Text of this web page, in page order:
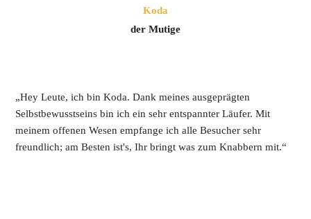
Koda
der Mutige
„Hey Leute, ich bin Koda. Dank meines ausgeprägten
Selbstbewusstseins bin ich ein sehr entspannter Läufer. Mit
meinem offenen Wesen empfange ich alle Besucher sehr
freundlich; am Besten ist's, Ihr bringt was zum Knabbern mit.“